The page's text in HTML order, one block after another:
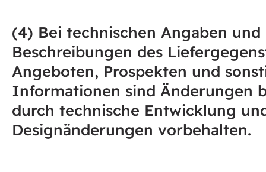
(4) Bei technischen Angaben und
Beschreibungen des
Angeboten, Prospekten und
Informationen sind Änderungen
durch technische Entwicklung
Designänderungen vorbehalten.